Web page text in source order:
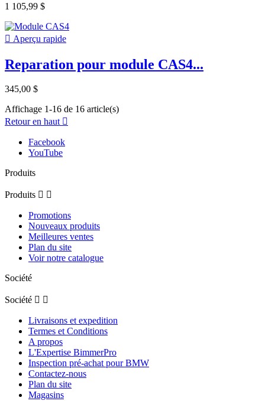
1 105,99 $
 Aperçu rapide
Reparation pour module CAS4...
345,00 $
Affichage 1-16 de 16 article(s)
Retour en haut 
Facebook
YouTube
Produits
Produits  
Promotions
Nouveaux produits
Meilleures ventes
Plan du site
Voir notre catalogue
Société
Société  
Livraisons et expedition
Termes et Conditions
A propos
L'Expertise BimmerPro
Inspection pré-achat pour BMW
Contactez-nous
Plan du site
Magasins